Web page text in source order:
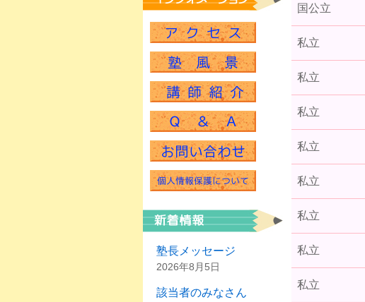
国公立
私立
私立
私立
私立
私立
私立
私立
私立
塾長メッセージ
2026年8月5日
該当者のみなさん